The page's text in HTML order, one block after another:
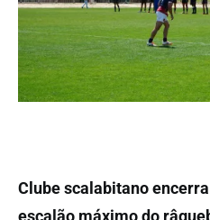
Clube scalabitano
escalão máximo do